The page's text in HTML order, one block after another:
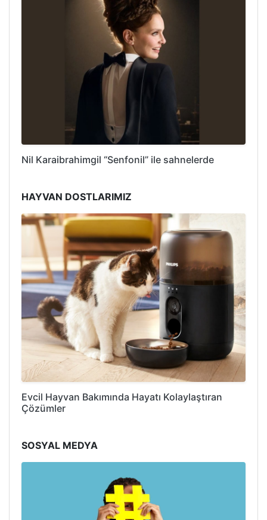
Nil Karaibrahimgil “Senfonil” ile sahnelerde
HAYVAN DOSTLARIMIZ
Evcil Hayvan Bakımında Hayatı Kolaylaştıran
Çözümler
SOSYAL MEDYA